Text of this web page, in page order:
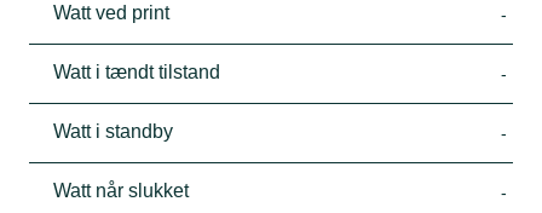
Watt ved print -
Watt i tændt tilstand -
Watt i standby -
Watt når slukket -